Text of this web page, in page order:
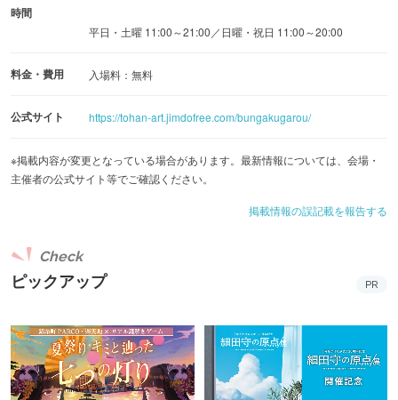
種） 内容量：50ml／税込4,950円
“美しい装丁の書籍を目の前にしたときのときめき”をイメ
ージした、POP UP限定のオリジナルルームフレグラン
ラベルシールにはイラストレーターのしきみ氏による「文
・アクリルキーホルダー（全14種） 税込 各825円
イラストをスライドさせると、作品を象徴する一文があら
その他ポストカードやクリアファイルなど様々なグッズが
用意されています。また、購入者限定ノベルティも用意さ
名作小説とイラストの世界が交差する文学画廊を訪れてみ
てはいかがでしょうか。
時間
平日・土曜 11:00～21:00／日曜・祝日 11:00～20:00
料金・費用 入場料：無料
公式サイト https://tohan-art.jimdofree.com/bungakugarou/
※掲載内容が変更となっている場合があります。最新情報については、会場・
主催者の公式サイト等でご確認ください。
掲載情報の誤記載を報告する
ピックアップ
Check
PR